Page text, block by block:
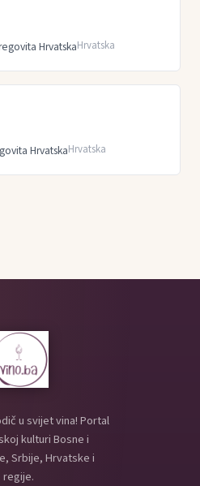
HrvatskaHrvatska
HrvatskaHrvatska
u svijet vina! Portal
kulturi Bosne i
Srbije, Hrvatske i
regije.